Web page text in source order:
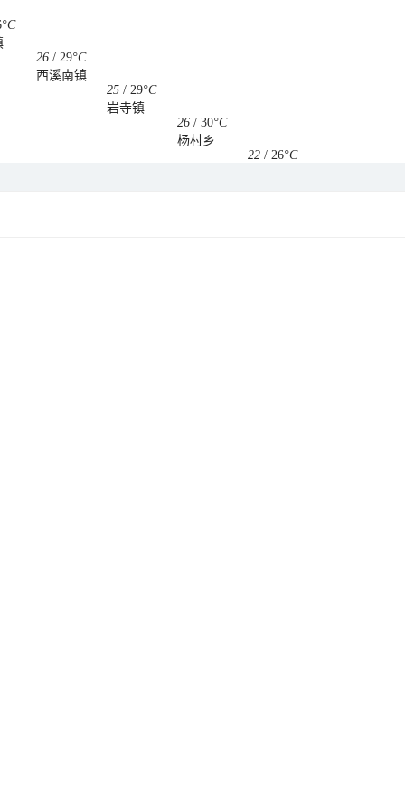
°C
26 / 29°C
西溪南镇
25 / 29°C
岩寺镇
26 / 30°C
杨村乡
22 / 26°C